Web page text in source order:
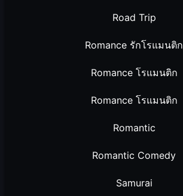
Road Trip
Romance รักโรแมนติก
Romance โรแมนติก
Romance โรแมนติก
Romantic
Romantic Comedy
Samurai